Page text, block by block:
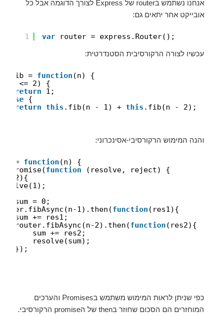
אנחנו נשתמש בrouter של Express לצורך הדוגמה אבל כל
אובייקט אחר יתאים גם:
1 var router = express.Router();
עכשיו לצורה הרקורסיבית הסטנדרטית:
= function (n) {
(n <= 2) {
return
1;
else {
return this .fib(n - 1) + this .fib(n - 2);
והנה המימוש הרקורסיבי-אסינכרוני:
= function (n) {
Promise(function
(resolve, reject) {
2){
sum = 0;
1).then(function (res1){
sum += res1;
router.fibAsync(n-2).then(function (res2){
sum += res2;
resolve(sum);
});
כפי שניתן לראות המימוש משתמש בPromises והערכים
המוחזרים הם הסכום שחוזר בthen של הpromise הרקורסיבי.